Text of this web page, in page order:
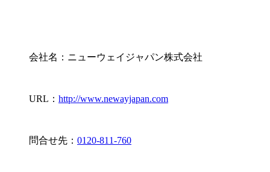
会社名：ニューウェイジャパン株式会社
URL： http://www.newayjapan.com
問合せ先： 0120-811-760